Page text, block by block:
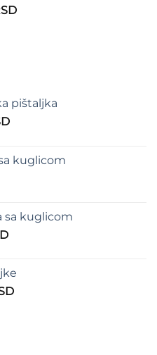
do
Raspon
pištaljka
Raspon
100 RSD
kuglicom
sa kuglicom
Raspon
210 RSD
doRaspon